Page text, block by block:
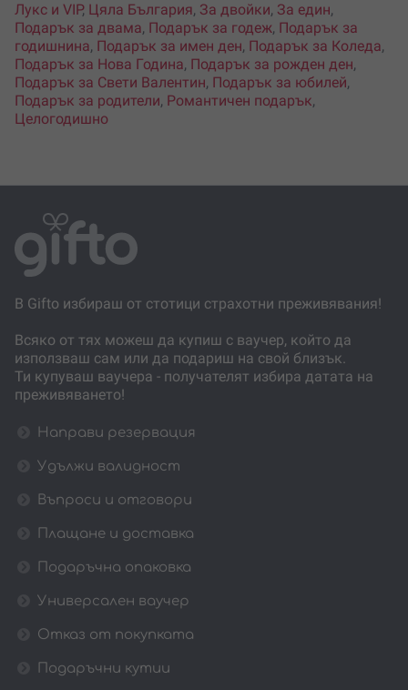
Лукс и VIP, Цяла България, За двойки, За един,
Подарък за двама, Подарък за годеж, Подарък за
годишнина, Подарък за имен ден, Подарък за Коледа,
Подарък за Нова Година, Подарък за рожден ден,
Подарък за Свети Валентин, Подарък за юбилей,
Подарък за родители, Романтичен подарък,
Целогодишно
В Gifto избираш от стотици страхотни преживявания!
Всяко от тях можеш да купиш с ваучер, който да
използваш сам или да подариш на свой близък.
Ти купуваш ваучера - получателят избира датата на
преживяването!
Направи резервация
Удължи валидност
Въпроси и отговори
Плащане и доставка
Подаръчна опаковка
Универсален ваучер
Отказ от покупката
Подаръчни кутии